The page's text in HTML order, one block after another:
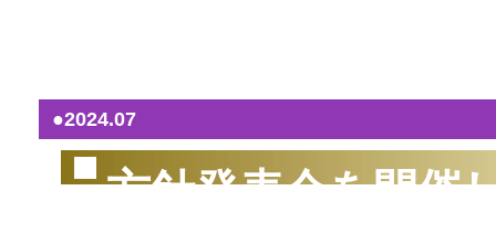
●2024.07
方針発表会を開催